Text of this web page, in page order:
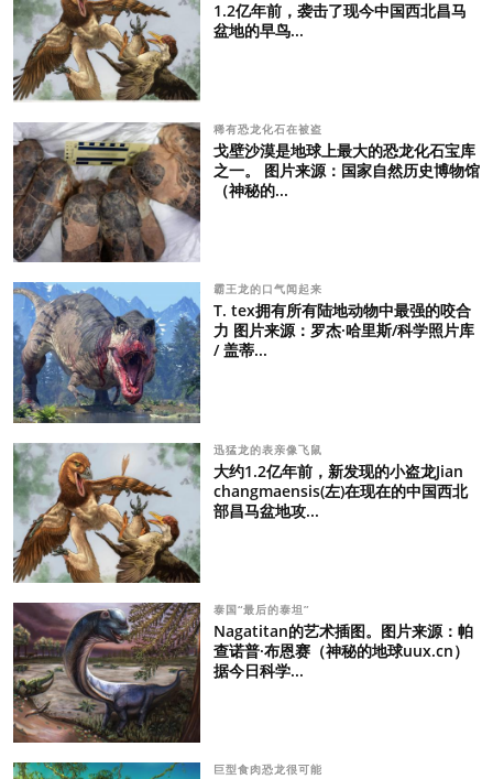
1.2亿年前，袭击了现今中国西北昌马
盆地的早鸟...
稀有恐龙化石在被盗
戈壁沙漠是地球上最大的恐龙化石宝库
之一。 图片来源：国家自然历史博物馆
（神秘的...
霸王龙的口气闻起来
T. tex拥有所有陆地动物中最强的咬合
力 图片来源：罗杰·哈里斯/科学照片库
/ 盖蒂...
迅猛龙的表亲像飞鼠
大约1.2亿年前，新发现的小盗龙Jian
changmaensis(左)在现在的中国西北
部昌马盆地攻...
泰国“最后的泰坦”
Nagatitan的艺术插图。图片来源：帕
查诺普·布恩赛（神秘的地球uux.cn）
据今日科学...
巨型食肉恐龙很可能